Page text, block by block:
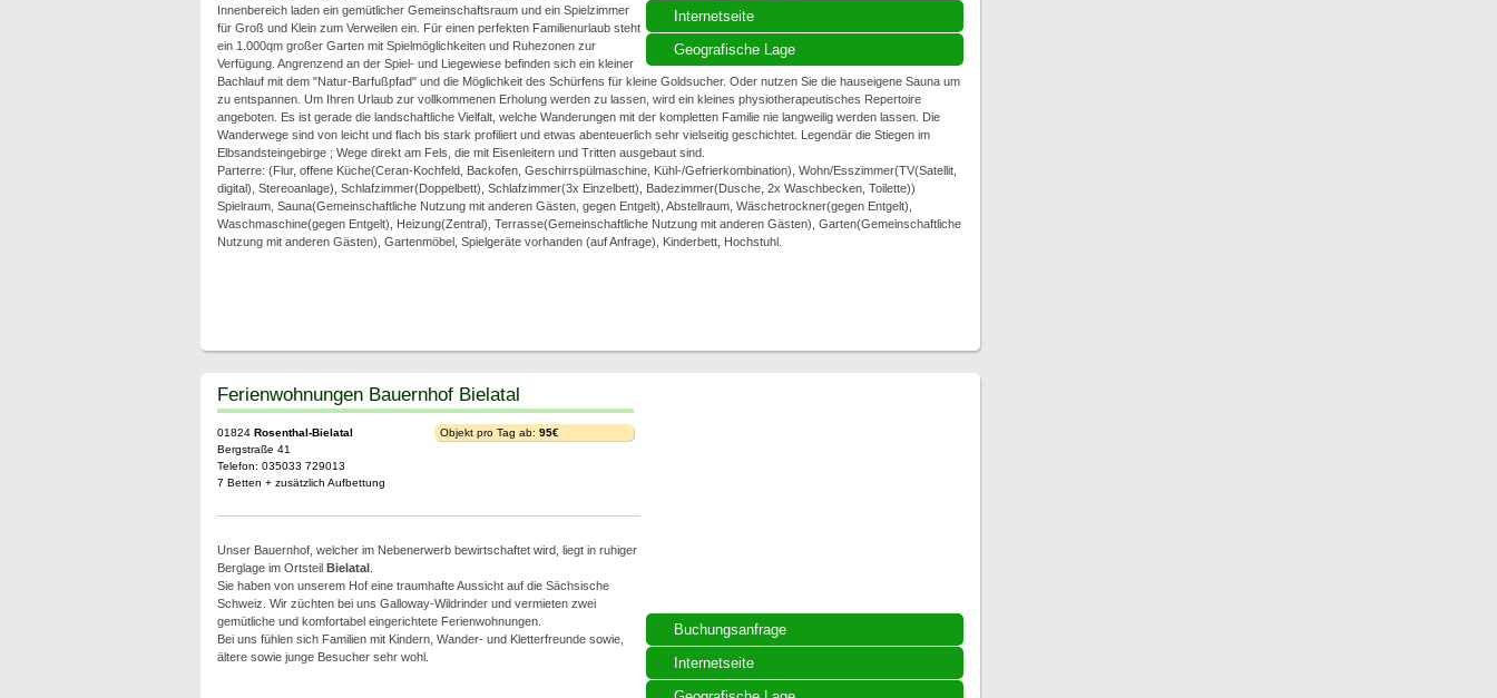
Internetseite
Geografische Lage
Innenbereich laden ein gemütlicher Gemeinschaftsraum und ein Spielzimmer
für Groß und Klein zum Verweilen ein. Für einen perfekten Familienurlaub steht
ein 1.000qm großer Garten mit Spielmöglichkeiten und Ruhezonen zur
Verfügung. Angrenzend an der Spiel- und Liegewiese befinden sich ein kleiner
Bachlauf mit dem "Natur-Barfußpfad" und die Möglichkeit des Schürfens für kleine Goldsucher. Oder nutzen Sie die hauseigene Sauna um
zu entspannen. Um Ihren Urlaub zur vollkommenen Erholung werden zu lassen, wird ein kleines physiotherapeutisches Repertoire
angeboten. Es ist gerade die landschaftliche Vielfalt, welche Wanderungen mit der kompletten Familie nie langweilig werden lassen. Die
Wanderwege sind von leicht und flach bis stark profiliert und etwas abenteuerlich sehr vielseitig geschichtet. Legendär die Stiegen im
Elbsandsteingebirge ; Wege direkt am Fels, die mit Eisenleitern und Tritten ausgebaut sind.
Parterre: (Flur, offene Küche(Ceran-Kochfeld, Backofen, Geschirrspülmaschine, Kühl-/Gefrierkombination), Wohn/Esszimmer(TV(Satellit,
digital), Stereoanlage), Schlafzimmer(Doppelbett), Schlafzimmer(3x Einzelbett), Badezimmer(Dusche, 2x Waschbecken, Toilette))
Spielraum, Sauna(Gemeinschaftliche Nutzung mit anderen Gästen, gegen Entgelt), Abstellraum, Wäschetrockner(gegen Entgelt),
Waschmaschine(gegen Entgelt), Heizung(Zentral), Terrasse(Gemeinschaftliche Nutzung mit anderen Gästen), Garten(Gemeinschaftliche
Nutzung mit anderen Gästen), Gartenmöbel, Spielgeräte vorhanden (auf Anfrage), Kinderbett, Hochstuhl.
Buchungsanfrage
Internetseite
Ferienwohnungen Bauernhof Bielatal
01824 Rosenthal-Bielatal
Bergstraße 41
Telefon: 035033 729013
7 Betten + zusätzlich Aufbettung
Objekt pro Tag ab: 95€
Unser Bauernhof, welcher im Nebenerwerb bewirtschaftet wird, liegt in ruhiger
Berglage im Ortsteil Bielatal.
Sie haben von unserem Hof eine traumhafte Aussicht auf die Sächsische
Schweiz. Wir züchten bei uns Galloway-Wildrinder und vermieten zwei
gemütliche und komfortabel eingerichtete Ferienwohnungen.
Bei uns fühlen sich Familien mit Kindern, Wander- und Kletterfreunde sowie,
ältere sowie junge Besucher sehr wohl.